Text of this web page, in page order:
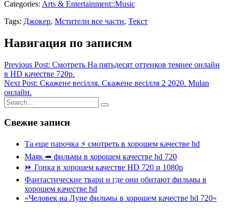
Categories: Arts & Entertainment::Music
Tags: Джокер, Мстители все части, Текст
Навигация по записям
Previous Post: Смотреть На пятьдесят оттенков темнее онлайн
в HD качестве 720p.
Next Post: Скажене весілля. Скажене весілля 2 2020. Mulan
онлайн.
Свежие записи
Та еще парочка ⚡ смотреть в хорошем качестве hd
Маяк ➦ фильмы в хорошем качестве hd 720
⏩ Гонка в хорошем качестве HD 720 и 1080p
Фантастические твари и где они обитают фильмы в
хорошем качестве hd
«Человек на Луне фильмы в хорошем качестве hd 720»